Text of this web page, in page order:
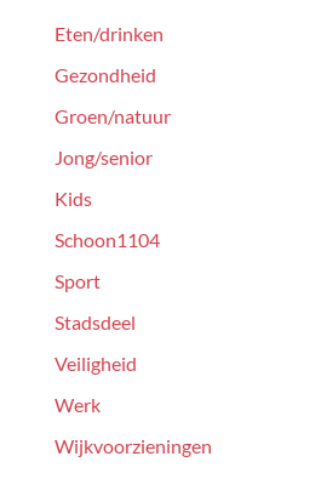
Eten/drinken
Gezondheid
Groen/natuur
Jong/senior
Kids
Schoon1104
Sport
Stadsdeel
Veiligheid
Werk
Wijkvoorzieningen